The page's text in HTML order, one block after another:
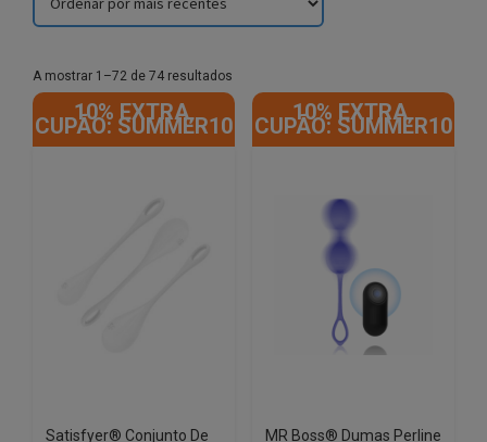
A mostrar 1–72 de 74 resultados
by
latest
10% EXTRA,
CUPÃO: SUMMER10
Satisfyer® Conjunto De
10% EXTRA,
CUPÃO: SUMMER10
MR Boss® Dumas Perline